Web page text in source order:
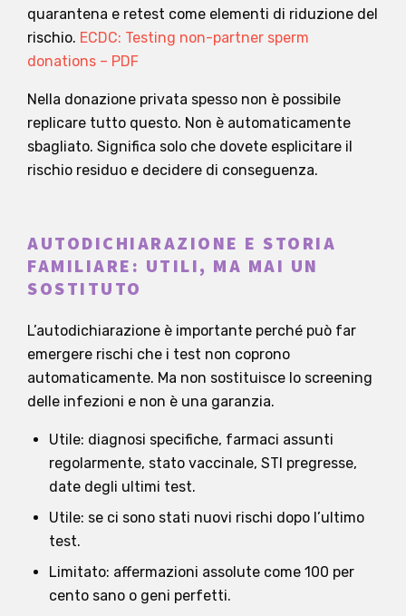
quarantena e retest come elementi di riduzione del
rischio. ECDC: Testing non-partner sperm
donations – PDF
Nella donazione privata spesso non è possibile
replicare tutto questo. Non è automaticamente
sbagliato. Significa solo che dovete esplicitare il
rischio residuo e decidere di conseguenza.
AUTODICHIARAZIONE E STORIA
FAMILIARE: UTILI, MA MAI UN
SOSTITUTO
L’autodichiarazione è importante perché può far
emergere rischi che i test non coprono
automaticamente. Ma non sostituisce lo screening
delle infezioni e non è una garanzia.
Utile: diagnosi specifiche, farmaci assunti
regolarmente, stato vaccinale, STI pregresse,
date degli ultimi test.
Utile: se ci sono stati nuovi rischi dopo l’ultimo
test.
Limitato: affermazioni assolute come 100 per
cento sano o geni perfetti.